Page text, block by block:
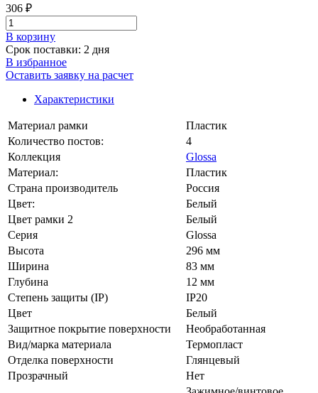
306 ₽
В корзинy
Срок поставки: 2 дня
В избранное
Оставить заявку на расчет
Характеристики
Материал рамки
Пластик
Количество постов:
4
Коллекция
Glossa
Материал:
Пластик
Страна производитель
Россия
Цвет:
Белый
Цвет рамки 2
Белый
Серия
Glossa
Высота
296 мм
Ширина
83 мм
Глубина
12 мм
Степень защиты (IP)
IP20
Цвет
Белый
Защитное покрытие поверхности
Необработанная
Вид/марка материала
Термопласт
Отделка поверхности
Глянцевый
Прозрачный
Нет